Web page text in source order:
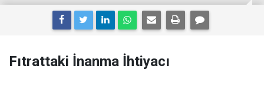
Fıtrattaki İnanma İhtiyacı